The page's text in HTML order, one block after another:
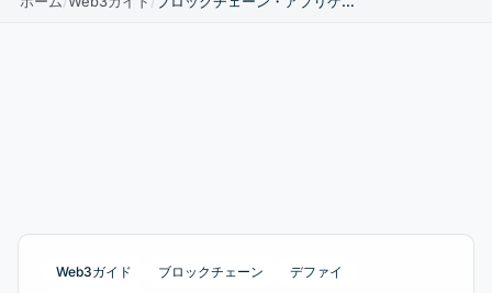
Web3ガイド ブロックチェーン
デファイ